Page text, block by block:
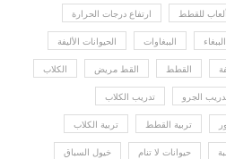
ألعاب للقطط ارتفاع درجات الحرارة
الببغاء الببغاوات الحيوانات الأليفة
القطط القط مريض الكلاب
الجرو تدريب الكلاب
تربية القطط تربية الكلاب
حيوانات لا تنام خيول السباق